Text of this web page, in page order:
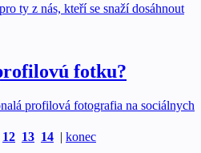
ty z nás, kteří se snaží dosáhnout
fotku?
profilová fotografia na sociálnych
12 13 14 | konec